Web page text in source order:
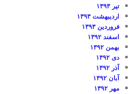
تیر ۱۳۹۳
اردیبهشت ۱۳۹۳
فروردین ۱۳۹۳
اسفند ۱۳۹۲
بهمن ۱۳۹۲
دی ۱۳۹۲
آذر ۱۳۹۲
آبان ۱۳۹۲
مهر ۱۳۹۲